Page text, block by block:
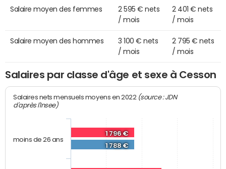
Salaire moyen des femmes
2 595 € nets
/ mois
2 401 € nets
/ mois
Salaire moyen des hommes
3 100 € nets
/ mois
2 795 € nets
/ mois
Salaires par classe d'âge et sexe à Cesson
Salaires nets mensuels moyens en 2022 (source : JDN
d'après l'Insee)
1 796 €
1 788 €
moins de 26 ans